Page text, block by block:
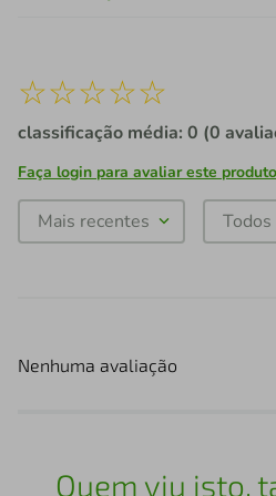
☆☆☆☆☆
classificação média: 0 (0
Faça login para avaliar este produto
Mais recentes Todos
Nenhuma avaliação
Quem viu isto,